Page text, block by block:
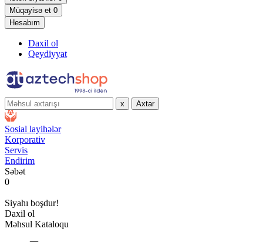
Müqayisə et 0
Hesabım
Daxil ol
Qeydiyyat
x Axtar
Sosial layihələr
Korporativ
Servis
Endirim
Səbət
0
Siyahı boşdur!
Daxil ol
Məhsul Kataloqu